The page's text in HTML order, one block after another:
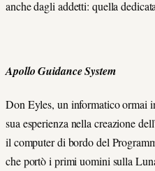
anche dagli addetti: quella
Apollo Guidance System
Don Eyles, un informatico ormai
sua esperienza nella creazione
il computer di bordo del
che portò i primi uomini sulla